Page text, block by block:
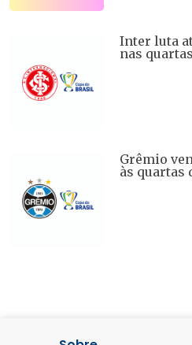
Inter luta
nas
Grêmio
às quartas